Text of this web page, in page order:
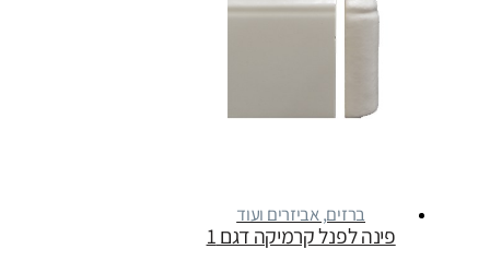
ברזים, אביזרים ועוד
פינה לפנל קרמיקה דגם 1